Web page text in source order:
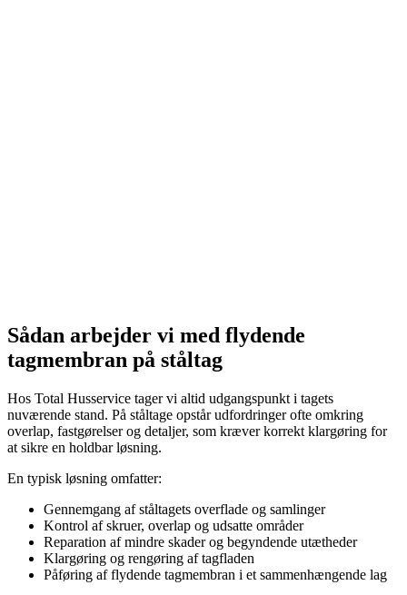
Sådan arbejder vi med flydende
tagmembran på ståltag
Hos Total Husservice tager vi altid udgangspunkt i tagets
nuværende stand. På ståltage opstår udfordringer ofte omkring
overlap, fastgørelser og detaljer, som kræver korrekt klargøring for
at sikre en holdbar løsning.
En typisk løsning omfatter:
Gennemgang af ståltagets overflade og samlinger
Kontrol af skruer, overlap og udsatte områder
Reparation af mindre skader og begyndende utætheder
Klargøring og rengøring af tagfladen
Påføring af flydende tagmembran i et sammenhængende lag